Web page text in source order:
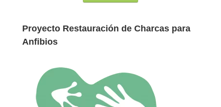
Proyecto Restauración de Charcas para
Anfibios